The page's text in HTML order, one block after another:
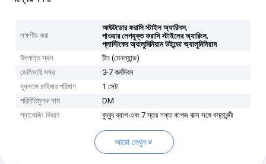
লক্ষণীয় করা
আউটডোর ফরাসি স্টাইল অ্যারিনস,
পাওয়ার লেপযুক্ত ফরাসি স্টাইলের অ্যারিংস,
প্লাস্টিকের অ্যালুমিনিয়াম উইন্ডো অ্যালুমিনিয়াম
উৎপত্তি স্থল
চীন (মেনল্যান্ড)
ডেলিভারি সময়
3-7 কর্মদিবস
ন্যূনতম চাহিদার পরিমাণ
1 সেট
পরিচিতিমুলক নাম
DM
প্যাকেজিং বিবরণ
বুদ্বুদ ব্যাগ এবং 7 স্তর শক্ত কাগজ বাক্স সঙ্গে বস্তাবন্দী
আরো দেখুন